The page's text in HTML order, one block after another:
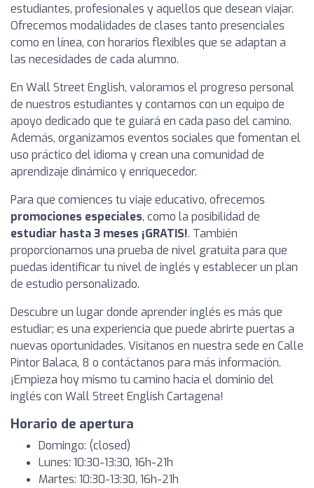
estudiantes, profesionales y aquellos que desean viajar.
Ofrecemos modalidades de clases tanto presenciales
como en línea, con horarios flexibles que se adaptan a
las necesidades de cada alumno.
En Wall Street English, valoramos el progreso personal
de nuestros estudiantes y contamos con un equipo de
apoyo dedicado que te guiará en cada paso del camino.
Además, organizamos eventos sociales que fomentan el
uso práctico del idioma y crean una comunidad de
aprendizaje dinámico y enriquecedor.
Para que comiences tu viaje educativo, ofrecemos
promociones especiales, como la posibilidad de
estudiar hasta 3 meses ¡GRATIS!. También
proporcionamos una prueba de nivel gratuita para que
puedas identificar tu nivel de inglés y establecer un plan
de estudio personalizado.
Descubre un lugar donde aprender inglés es más que
estudiar; es una experiencia que puede abrirte puertas a
nuevas oportunidades. Visítanos en nuestra sede en Calle
Pintor Balaca, 8 o contáctanos para más información.
¡Empieza hoy mismo tu camino hacia el dominio del
inglés con Wall Street English Cartagena!
Horario de apertura
Domingo: (closed)
Lunes: 10:30-13:30, 16h-21h
Martes: 10:30-13:30, 16h-21h